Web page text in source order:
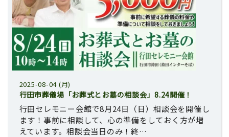
2025-08-04 (月)
行田市葬儀場「お葬式とお墓の相談会」8.24開催！
行田セレモニー会館で8月24日（日）相談会を開催し
ます！事前に相談して、心の準備をしておく方が増
えています。相談会当日のみ！終…